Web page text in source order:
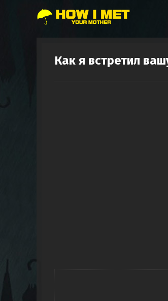
Как я встретил